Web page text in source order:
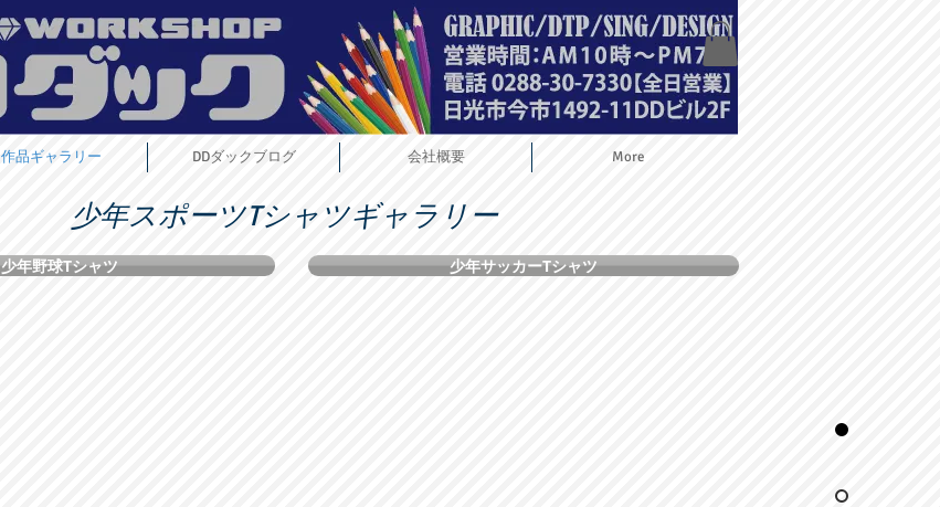
少年スポーツTシャツギャラリー
少年野球Tシャツ 少年サッカーTシャツ
作品ギャラリー DDダックブログ 会社概要 More